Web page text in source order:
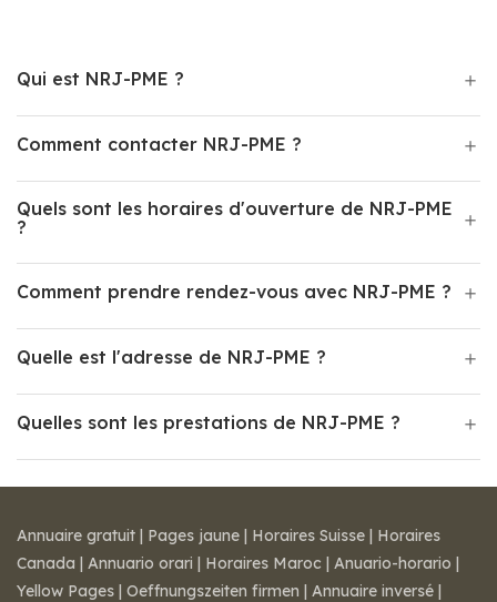
Qui est NRJ-PME ?
Comment contacter NRJ-PME ?
Quels sont les horaires d'ouverture de NRJ-PME
?
Comment prendre rendez-vous avec NRJ-PME ?
Quelle est l'adresse de NRJ-PME ?
Quelles sont les prestations de NRJ-PME ?
Annuaire gratuit | Pages jaune | Horaires Suisse | Horaires
Canada | Annuario orari | Horaires Maroc | Anuario-horario |
Yellow Pages | Oeffnungszeiten firmen | Annuaire inversé |